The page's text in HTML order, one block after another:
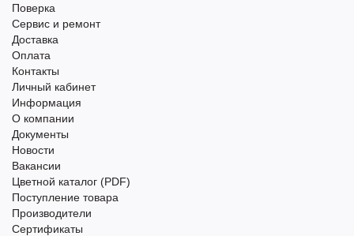
Поверка
Сервис и ремонт
Доставка
Оплата
Контакты
Личный кабинет
Информация
О компании
Документы
Новости
Вакансии
Цветной каталог (PDF)
Поступление товара
Производители
Сертификаты